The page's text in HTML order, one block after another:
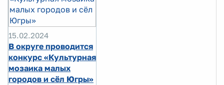
15.02.2024
В округе проводится
конкурс «Культурная
мозаика малых
городов и сёл Югры»